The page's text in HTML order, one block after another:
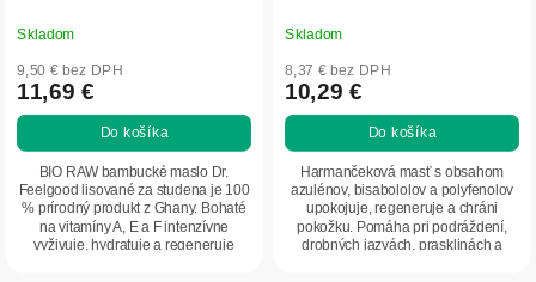
Skladom
9,50 € bez DPH
11,69 €
Do košíka
BIO RAW bambucké maslo Dr.
Feelgood lisované za studena je 100
% prírodný produkt z Ghany. Bohaté
na vitamíny A, E a F intenzívne
vyživuje, hydratuje a regeneruje
Skladom
8,37 € bez DPH
10,29 €
Do košíka
Harmančeková masť s obsahom
azulénov, bisabololov a polyfenolov
upokojuje, regeneruje a chráni
pokožku. Pomáha pri podráždení,
drobných jazvách, prasklinách a